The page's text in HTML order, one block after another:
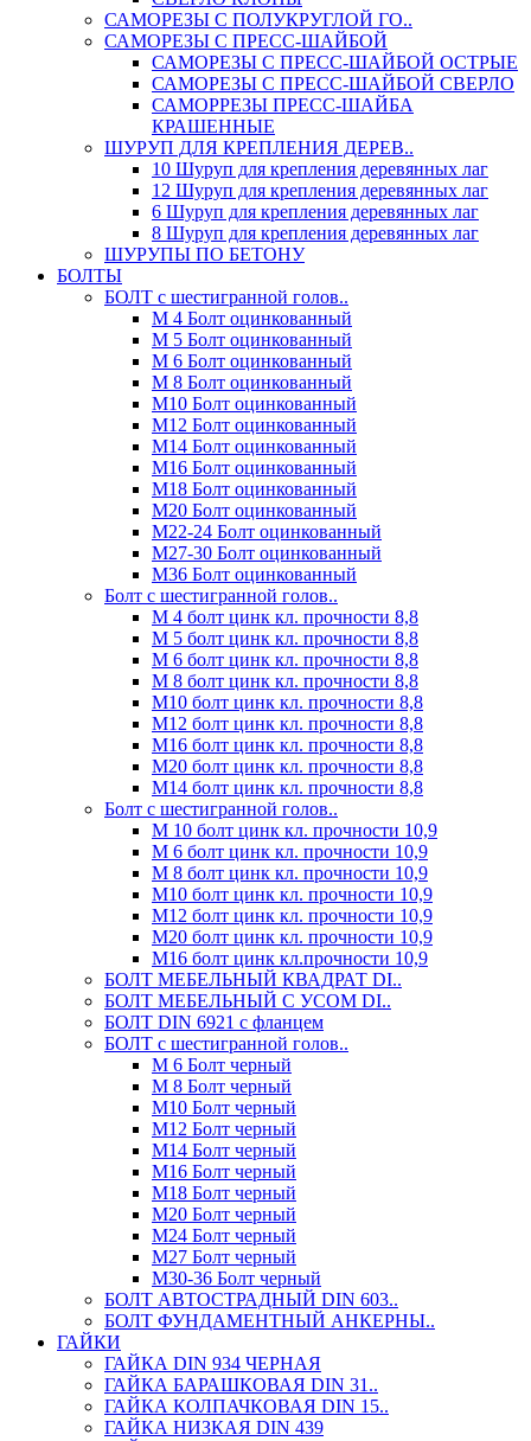
САМОРЕЗЫ С ПОЛУКРУГЛОЙ ГО..
САМОРЕЗЫ С ПРЕСС-ШАЙБОЙ
САМОРЕЗЫ С ПРЕСС-ШАЙБОЙ ОСТРЫЕ
САМОРЕЗЫ С ПРЕСС-ШАЙБОЙ СВЕРЛО
САМОРРЕЗЫ ПРЕСС-ШАЙБА
КРАШЕННЫЕ
ШУРУП ДЛЯ КРЕПЛЕНИЯ ДЕРЕВ..
10 Шуруп для крепления деревянных лаг
12 Шуруп для крепления деревянных лаг
6 Шуруп для крепления деревянных лаг
8 Шуруп для крепления деревянных лаг
ШУРУПЫ ПО БЕТОНУ
БОЛТЫ
БОЛТ с шестигранной голов..
М 4 Болт оцинкованный
М 5 Болт оцинкованный
М 6 Болт оцинкованный
М 8 Болт оцинкованный
М10 Болт оцинкованный
М12 Болт оцинкованный
М14 Болт оцинкованный
М16 Болт оцинкованный
М18 Болт оцинкованный
М20 Болт оцинкованный
М22-24 Болт оцинкованный
М27-30 Болт оцинкованный
М36 Болт оцинкованный
Болт с шестигранной голов..
М 4 болт цинк кл. прочности 8,8
М 5 болт цинк кл. прочности 8,8
М 6 болт цинк кл. прочности 8,8
М 8 болт цинк кл. прочности 8,8
М10 болт цинк кл. прочности 8,8
М12 болт цинк кл. прочности 8,8
М16 болт цинк кл. прочности 8,8
М20 болт цинк кл. прочности 8,8
М14 болт цинк кл. прочности 8,8
Болт с шестигранной голов..
М 10 болт цинк кл. прочности 10,9
М 6 болт цинк кл. прочности 10,9
М 8 болт цинк кл. прочности 10,9
М10 болт цинк кл. прочности 10,9
М12 болт цинк кл. прочности 10,9
М20 болт цинк кл. прочности 10,9
М16 болт цинк кл.прочности 10,9
БОЛТ МЕБЕЛЬНЫЙ КВАДРАТ DI..
БОЛТ МЕБЕЛЬНЫЙ С УСОМ DI..
БОЛТ DIN 6921 c фланцем
БОЛТ с шестигранной голов..
М 6 Болт черный
М 8 Болт черный
М10 Болт черный
М12 Болт черный
М14 Болт черный
М16 Болт черный
М18 Болт черный
М20 Болт черный
М24 Болт черный
М27 Болт черный
М30-36 Болт черный
БОЛТ АВТОСТРАДНЫЙ DIN 603..
БОЛТ ФУНДАМЕНТНЫЙ АНКЕРНЫ..
ГАЙКИ
ГАЙКА DIN 934 ЧЕРНАЯ
ГАЙКА БАРАШКОВАЯ DIN 31..
ГАЙКА КОЛПАЧКОВАЯ DIN 15..
ГАЙКА НИЗКАЯ DIN 439